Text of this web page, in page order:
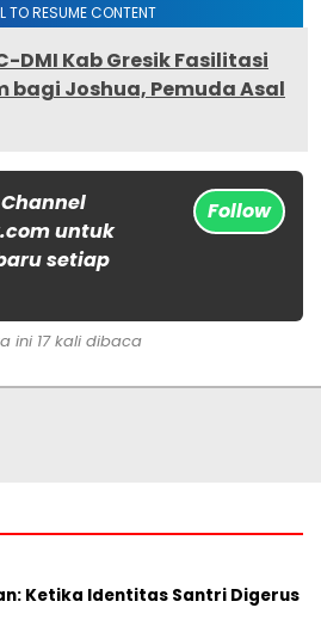
TO RESUME CONTENT
DMI Kab Gresik Fasilitasi
bagi Joshua, Pemuda Asal
untuk
setiap
Follow
ini 17 kali dibaca
Ketika Identitas Santri Digerus